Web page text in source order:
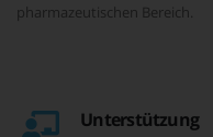
pharmazeutischen Bereich.
Unterstützung